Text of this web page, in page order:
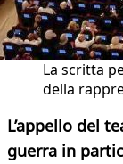
La scritta
della
L’appello del
guerra in